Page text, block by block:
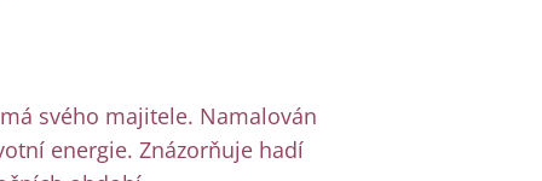
svého majitele. Namalován
energie. Znázorňuje hadí